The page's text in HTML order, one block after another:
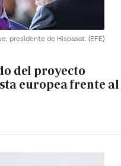
presidente de Hispasat. (EFE)
del proyecto
europea frente al